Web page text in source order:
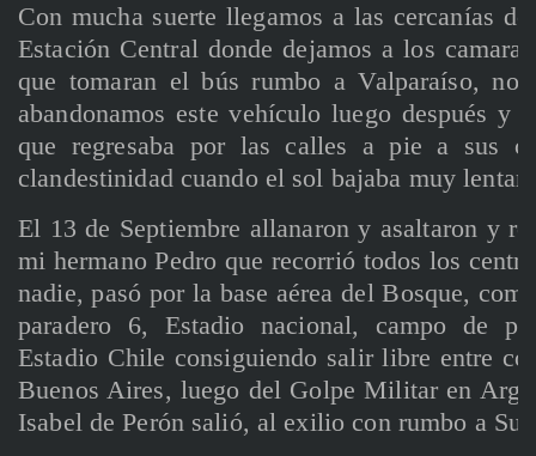
Con mucha suerte llegamos a las cercanías
Estación Central donde dejamos a los
que tomaran el bús rumbo a Valparaíso,
abandonamos este vehículo luego después y
que regresaba por las calles a pie a sus
clandestinidad cuando el sol bajaba muy
El 13 de Septiembre allanaron y asaltaron y
mi hermano Pedro que recorrió todos los
nadie, pasó por la base aérea del Bosque,
paradero 6, Estadio nacional, campo de
Estadio Chile consiguiendo salir libre entre
Buenos Aires, luego del Golpe Militar en
Isabel de Perón salió, al exilio con rumbo a